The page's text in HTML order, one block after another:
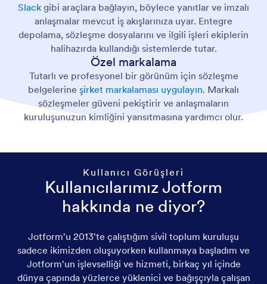
Slack gibi araçlara bağlayın, böylece yanıtlar ve imzalı
anlaşmalar mevcut iş akışlarınıza uyar. Entegre
depolama, sözleşme dosyalarını ve ilgili işleri ekiplerin
halihazırda kullandığı sistemlerde tutar.
Özel markalama
Tutarlı ve profesyonel bir görünüm için sözleşme
belgelerine şirket markalaması uygulayın. Markalı
sözleşmeler güveni pekiştirir ve anlaşmaların
kuruluşunuzun kimliğini yansıtmasına yardımcı olur.
Kullanıcı Görüşleri
Kullanıcılarımız Jotform
hakkında ne diyor?
Jotform'u 2013'te çalıştığım sivil toplum kuruluşu
sadece ikimizden oluşuyorken kullanmaya başladım ve
Jotform'un işlevselliği ve hizmeti, birkaç yıl içinde
dünya çapında yüzlerce yüklenici ve bağışçıyla çalışan